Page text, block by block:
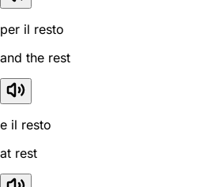
per il resto
and the rest
e il resto
at rest